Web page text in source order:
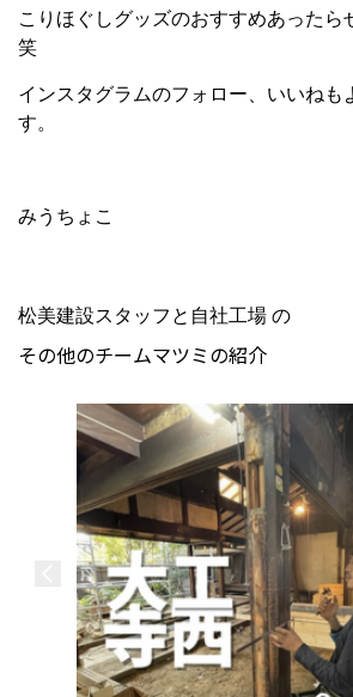
こりほぐしグッズのおすすめあったら
笑
インスタグラムのフォロー、いいねも
す。
みうちょこ
松美建設スタッフと自社工場 の
その他のチームマツミの紹介